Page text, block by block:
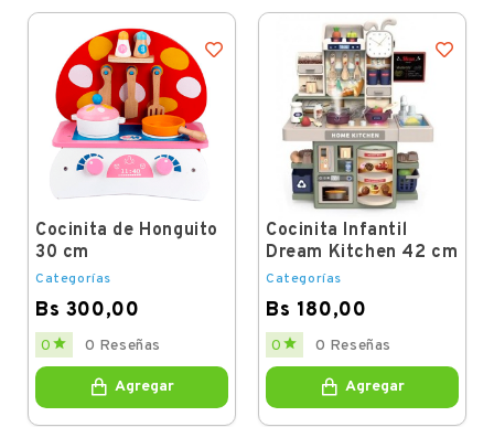
Cocinita de Honguito
30 cm
Categorías
Bs 300,00
Price
0  0 Reseñas
Agregar
Cocinita Infantil
Dream Kitchen 42 cm
Categorías
Bs 180,00
Price
0  0 Reseñas
Agregar